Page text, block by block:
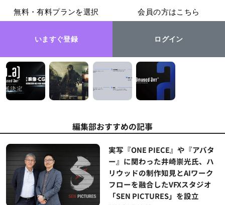
無料・有料プランを選択
いますぐ登録
会員の方はこちら
ログイン
編集部おすすめの記事
実写『ONE PIECE』や『アバタ
ー』に関わった井崎崇光氏、ハ
リウッドの制作知見とAIワーク
フローを融合したVFXスタジオ
「SEN PICTURES」を設立